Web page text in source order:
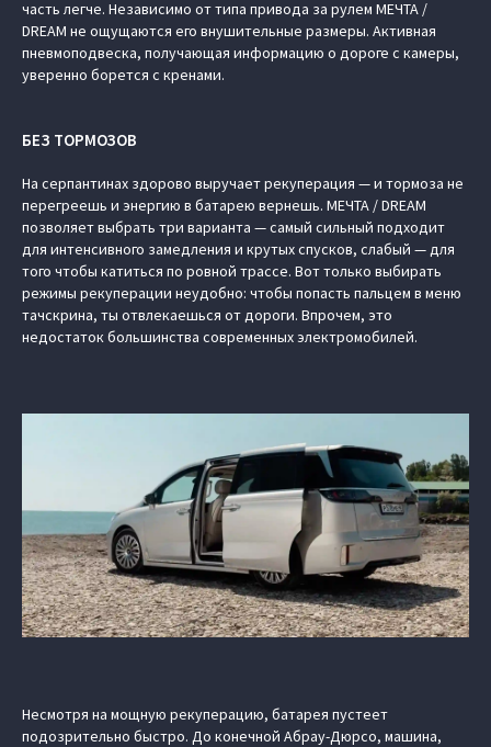
часть легче. Независимо от типа привода за рулем МЕЧТА /
DREAM не ощущаются его внушительные размеры. Активная
пневмоподвеска, получающая информацию о дороге с камеры,
уверенно борется с кренами.
БЕЗ ТОРМОЗОВ
На серпантинах здорово выручает рекуперация — и тормоза не
перегреешь и энергию в батарею вернешь. МЕЧТА / DREAM
позволяет выбрать три варианта — самый сильный подходит
для интенсивного замедления и крутых спусков, слабый — для
того чтобы катиться по ровной трассе. Вот только выбирать
режимы рекуперации неудобно: чтобы попасть пальцем в меню
тачскрина, ты отвлекаешься от дороги. Впрочем, это
недостаток большинства современных электромобилей.
Несмотря на мощную рекуперацию, батарея пустеет
подозрительно быстро. До конечной Абрау-Дюрсо, машина,